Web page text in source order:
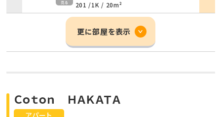
201 /1K / 20m²
更に部屋を表示
Ｃｏｔｏｎ ＨＡＫＡＴＡ